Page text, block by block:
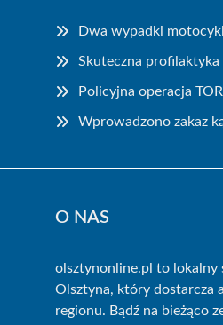
Dwa wypadki
Skuteczna profilaktyka
Policyjna operacja
Wprowadzono zakaz
O NAS
olsztynonline.pl to lokalny
Olsztyna, który dostarcza
regionu. Bądź na bieżąco